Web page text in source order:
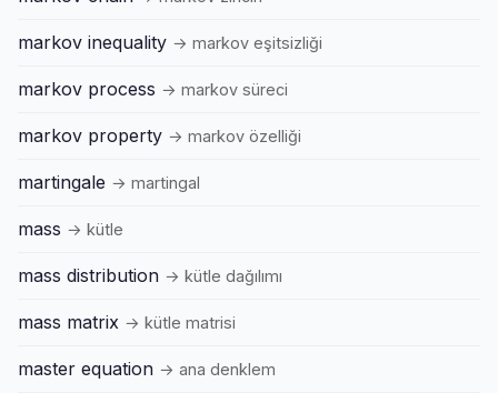
markov inequality → markov eşitsizliği
markov process → markov süreci
markov property → markov özelliği
martingale → martingal
mass → kütle
mass distribution → kütle dağılımı
mass matrix → kütle matrisi
master equation → ana denklem